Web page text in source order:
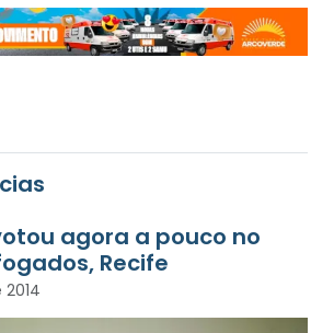
agora a pouco no
Recife